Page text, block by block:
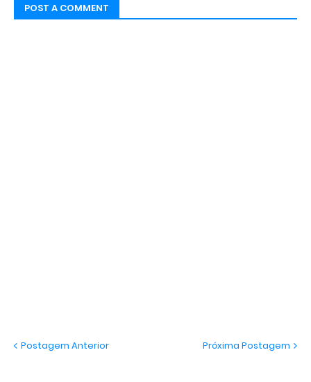
POST A COMMENT
Postagem Anterior Próxima Postagem